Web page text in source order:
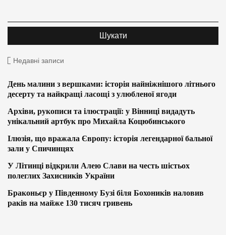
Недавні записи
День малини з вершками: історія найніжнішого літнього
десерту та найкращі ласощі з улюбленої ягоди
Архіви, рукописи та ілюстрації: у Вінниці видадуть
унікальний артбук про Михайла Коцюбинського
Ілюзія, що вражала Європу: історія легендарної бальної
зали у Спичинцях
У Літинці відкрили Алею Слави на честь шістьох
полеглих Захисників України
Браконьєр у Південному Бузі біля Бохоників наловив
раків на майже 130 тисяч гривень